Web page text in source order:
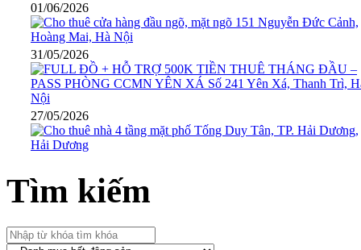
01/06/2026
31/05/2026
27/05/2026
Tìm kiếm